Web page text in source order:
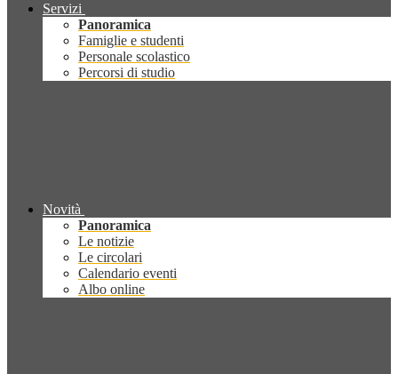
Servizi
Panoramica
Famiglie e studenti
Personale scolastico
Percorsi di studio
Novità
Panoramica
Le notizie
Le circolari
Calendario eventi
Albo online